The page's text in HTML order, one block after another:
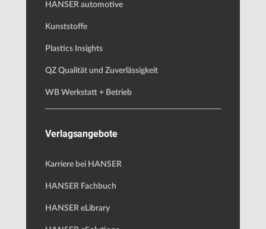
HANSER automotive
Kunststoffe
Plastics Insights
QZ Qualität und Zuverlässigkeit
WB Werkstatt + Betrieb
Verlagsangebote
Karriere bei HANSER
HANSER Fachbuch
HANSER eLibrary